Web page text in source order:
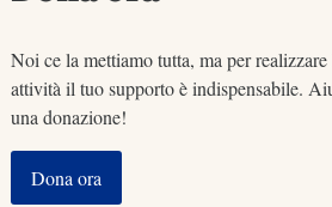
Noi ce la mettiamo tutta, ma per realizzare
attività il tuo supporto è indispensabile.
una donazione!
Dona ora